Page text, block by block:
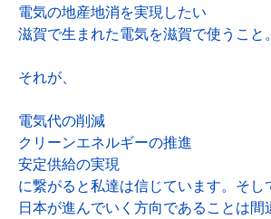
電気の地産地消を実現したい
滋賀で生まれた電気を滋賀で使うこと。
それが、
電気代の削減
クリーンエネルギーの推進
安定供給の実現
に繋がると私達は信じています。そ
日本が進んでいく方向であることは間